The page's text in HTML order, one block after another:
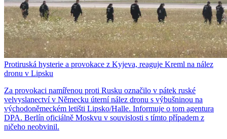
Protiruská hysterie a provokace z Kyjeva, reaguje Kreml na nález
dronu v Lipsku
Za provokaci namířenou proti Rusku označilo v pátek ruské
velvyslanectví v Německu úterní nález dronu s výbušninou na
východoněmeckém letišti Lipsko/Halle. Informuje o tom agentura
DPA. Berlín oficiálně Moskvu v souvislosti s tímto případem z
ničeho neobvinil.